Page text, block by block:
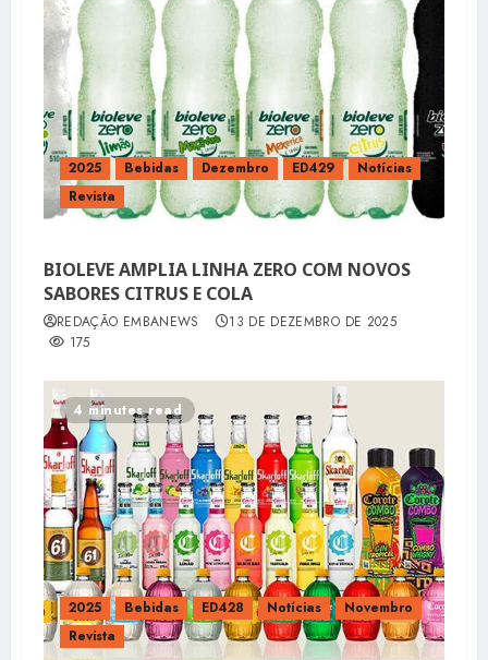
2025 Bebidas Dezembro ED429
Notícias
Revista
BIOLEVE AMPLIA LINHA ZERO COM NOVOS
SABORES CITRUS E COLA
REDAÇÃO EMBANEWS
13 DE DEZEMBRO DE 2025
175
4 minutes read
2025 Bebidas ED428 Notícias
Novembro
Revista